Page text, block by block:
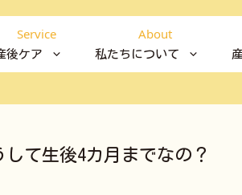
Service
後ケア
About
私たちについて
して生後4カ月までなの？